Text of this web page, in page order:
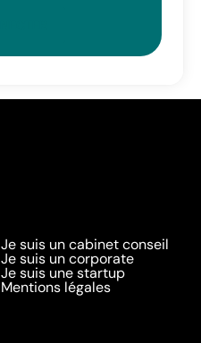
Je suis un cabinet conseil
Je suis un corporate
Je suis une startup
Mentions légales